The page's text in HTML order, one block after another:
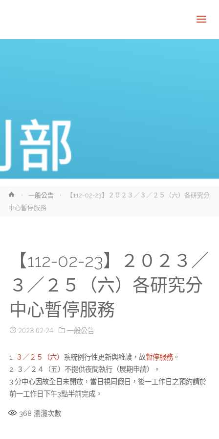
Home一般公告
【112-02-23】２０２３／３／２５（六）各研究分
中心暫停服務
【112-02-23】２０２３／
３／２５（六）各研究分
中心暫停服務
2023-02-24 一般公告
1. ３／２５（六） 系統例行性更新與維護，故暫停服務。
2. ３／２４（五）不提供夜間執行（展期申請）。
3.分中心因故全日未開放，當日視同假日，後一工作日之預約請於
前一工作日下午3點半前完成。
368 瀏灠次數